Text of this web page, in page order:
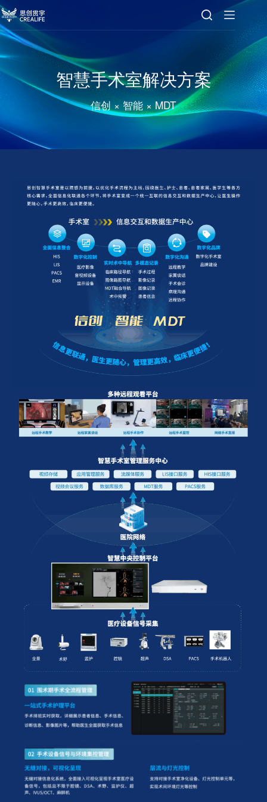
智慧手术室解决方案
信创 × 智能 × MDT